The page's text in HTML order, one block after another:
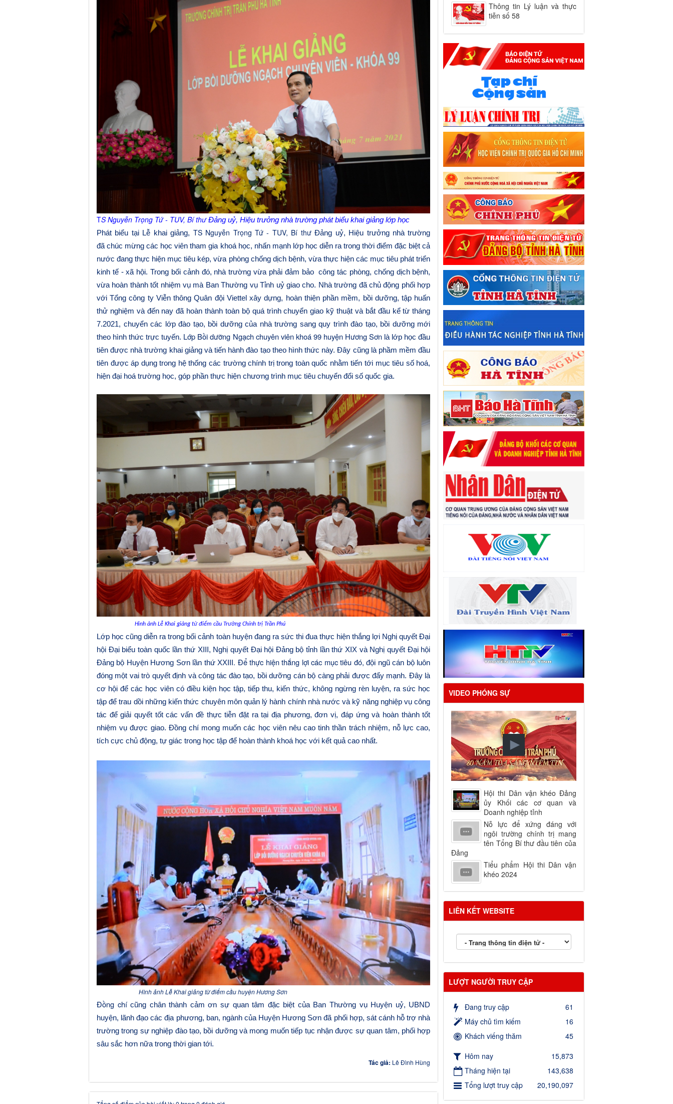
TS Nguyễn Trọng Tứ- TUV, Bí thưĐảng uỷ, Hiệu trưởng nhà trường phát biểu khai giảng lớp học
Phát biểu tại Lễ khai giảng, TS Nguyễn Trọng Tứ- TUV, Bí thưĐảng uỷ, Hiệu trưởng nhà trường
đã chúc mừng các học viên tham gia khoá học, nhấn mạnh lớp học diễn ra trong thời điểm đặc biệt cả
nước đang thực hiện mục tiêu kép, vừa phòng chống dịch bệnh, vừa thực hiện các mục tiêu phát triển
kinh tế - xã hội. Trong bối cảnh đó, nhà trường vừa phải đảm bảo công tác phòng, chống dịch bệnh,
vừa hoàn thành tốt nhiệm vụ mà Ban Thường vụ Tỉnh uỷ giao cho. Nhà trường đã chủ động phối hợp
với Tổng công ty Viễn thông Quân đội Viettel xây dựng, hoàn thiện phần mềm, bồi dưỡng, tập huấn
thử nghiệm và đến nay đã hoàn thành toàn bộ quá trình chuyển giao kỹ thuật và bắt đầu kể từ tháng
7.2021, chuyển các lớp đào tạo, bồi dưỡng của nhà trường sang quy trình đào tạo, bồi dưỡng mới
theo hình thức trực tuyến. Lớp Bồi dưỡng Ngạch chuyên viên khoá 99 huyệnHương Sơn là lớp học đầu
tiên được nhà trường khai giảng và tiến hành đào tạo theo hình thức này. Đây cũng là phầm mềm đầu
tiên được áp dụng trong hệ thống các trường chính trị trong toàn quốc nhằm tiến tới mục tiêu số hoá,
hiện đại hoá trường học, góp phần thực hiện chương trình mục tiêu chuyển đổi số quốc gia.
Hình ảnh Lễ Khai giảng từ điểm cầu Trường Chính trị Trần Phú
Lớp học cũng diễn ra trong bối cảnh toàn huyện đang ra sức thi đua thực hiện thắng lợi Nghị quyết Đại
hội Đại biểu toàn quốc lần thứ XIII, Nghị quyết Đại hội Đảng bộ tỉnh lần thứ XIX và Nghị quyết Đại hội
Đảng bộ Huyện Hương Sơn lần thứ XXIII . Để thực hiện thắng lợi các mục tiêu đó,đội ngũ cán bộ luôn
đóng một vai trò quyết định và công tác đào tạo, bồi dưỡng cán bộ càng phải được đẩy mạnh. Đây là
cơ hội để các học viên có điều kiện học tập, tiếp thu, kiến thức, khôngngừng rèn luyện, ra sức học
tập để trau dồi những kiến thức chuyên môn quản lý hành chính nhà nước và kỹ năng nghiệp vụ công
tác để giải quyết tốt các vấn đề thực tiễn đặt ra tại địa phương, đơn vị, đáp ứng và hoàn thành tốt
nhiệm vụ được giao. Đồng chí mong muốn các học viên nêucao tinh thần trách nhiệm, nỗ lực cao,
tích cực chủ động, tự giác trong học tập để hoàn thành khoá học với kết quả cao nhất.
Hình ảnh Lễ Khai giảng từ điểm cầu huyện Hương Sơn
Đồng chícũng chân thành cảm ơn sự quan tâm đặc biệt của Ban Thường vụ Huyện uỷ, UBND
huyện, lãnh đạo các địa phương, ban, ngành của Huyện Hương Sơn đã phối hợp, sát cánh hỗ trợ nhà
trường trong sự nghiệp đào tạo, bồi dưỡng và mong muốn tiếp tục nhận được sự quan tâm, phối hợp
sâu sắc hơn nữa trong thời gian tới.
Tác giả: Lê Đình Hùng
Thông tin Lý luận và thực
tiễn số 58
VIDEO PHÓNG SỰ
Hội thi Dân vận khéo Đảng
ủy Khối các cơ quan và
Doanh nghiệp tỉnh
Nỗ lực để xứng đáng với
ngôi trường chính trị mang
tên Tổng Bí thư đầu tiên của
Đảng
Tiểu phẩm Hội thi Dân vận
khéo 2024
LIÊN KẾT WEBSITE
LƯỢT NGƯỜI TRUY CẬP
Đang truy cập
61
Máy chủ tìm kiếm
16
Khách viếng thăm
45
Hôm nay
15,873
Tháng hiện tại
143,638
Tổng lượt truy cập
20,190,097